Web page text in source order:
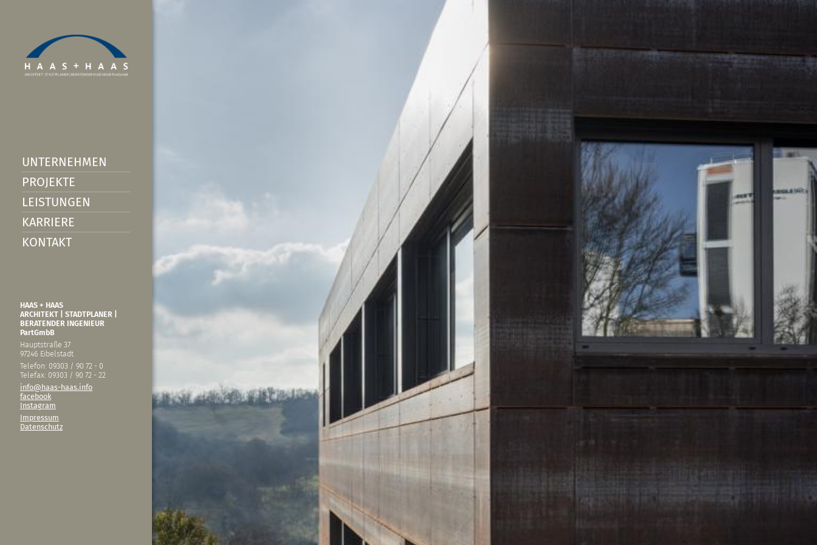
UNTERNEHMEN
PROJEKTE
LEISTUNGEN
KARRIERE
KONTAKT
HAAS + HAAS
ARCHITEKT | STADTPLANER |
BERATENDER INGENIEUR
PartGmbB
Hauptstraße 37
97246 Eibelstadt
Telefon: 09303 / 90 72 - 0
Telefax: 09303 / 90 72 - 22
info@haas-haas.info
facebook
Instagram
Impressum
Datenschutz